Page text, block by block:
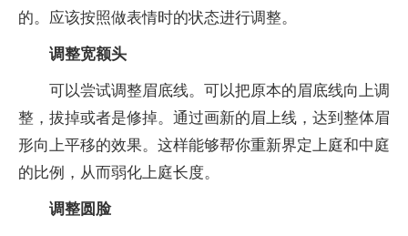
的。应该按照做表情时的状态进行调整。
调整宽额头
可以尝试调整眉底线。可以把原本的眉底线向上调
整，拔掉或者是修掉。通过画新的眉上线，达到整体眉
形向上平移的效果。这样能够帮你重新界定上庭和中庭
的比例，从而弱化上庭长度。
调整圆脸